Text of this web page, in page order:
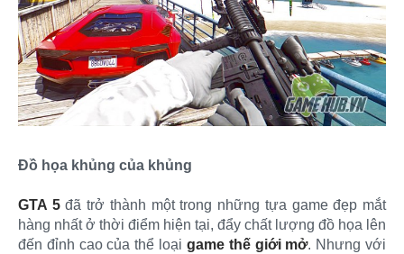
Đồ họa khủng của khủng
GTA 5đã trở thành một trong những tựa game đẹp mắt
hàng nhất ở thời điểm hiện tại, đẩy chất lượng đồ họa lên
đến đỉnh cao của thể loại game thế giới mở. Nhưng với